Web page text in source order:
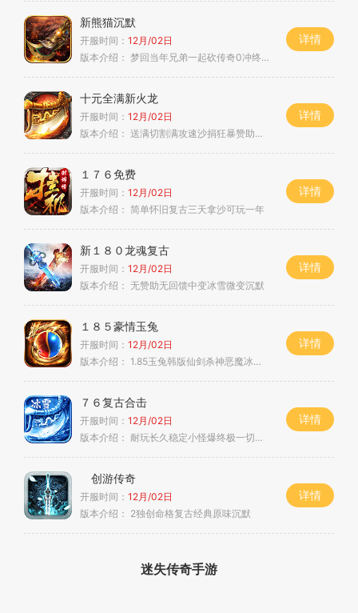
新熊猫沉默
开服时间： 12月/02日
版本介绍： 梦回当年兄弟一起砍传奇0冲终极
详情
十元全满新火龙
开服时间： 12月/02日
版本介绍： 送满切割满攻速沙捐狂暴赞助皆可嫖
详情
１７６免费
开服时间： 12月/02日
版本介绍： 简单怀旧复古三天拿沙可玩一年
详情
新１８０龙魂复古
开服时间： 12月/02日
版本介绍： 无赞助无回馈中变冰雪微变沉默
详情
１８５豪情玉兔
开服时间： 12月/02日
版本介绍： 1.85玉兔韩版仙剑杀神恶魔冰雪火龙神器专属
详情
７６复古合击
开服时间： 12月/02日
版本介绍： 耐玩长久稳定小怪爆终极一切靠打
详情
创游传奇
开服时间： 12月/02日
版本介绍： 2独创命格复古经典原味沉默
详情
迷失传奇手游